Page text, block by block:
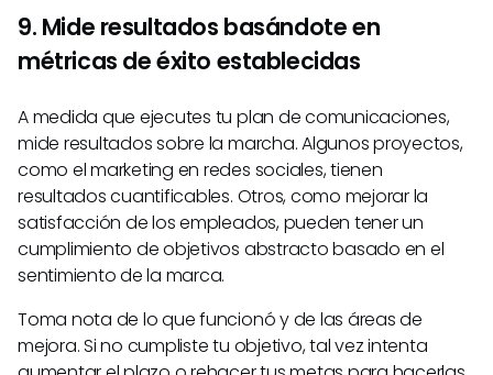
9. Mide resultados basándote en
métricas de éxito establecidas
A medida que ejecutes tu plan de comunicaciones,
mide resultados sobre la marcha. Algunos proyectos,
como el marketing en redes sociales, tienen
resultados cuantificables. Otros, como mejorar la
satisfacción de los empleados, pueden tener un
cumplimiento de objetivos abstracto basado en el
sentimiento de la marca.
Toma nota de lo que funcionó y de las áreas de
mejora. Si no cumpliste tu objetivo, tal vez intenta